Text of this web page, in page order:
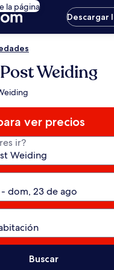
la página
Descargar
Weiding
ver precios
ir?
Buscar